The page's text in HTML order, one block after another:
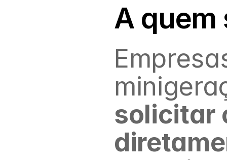
A
solicitar